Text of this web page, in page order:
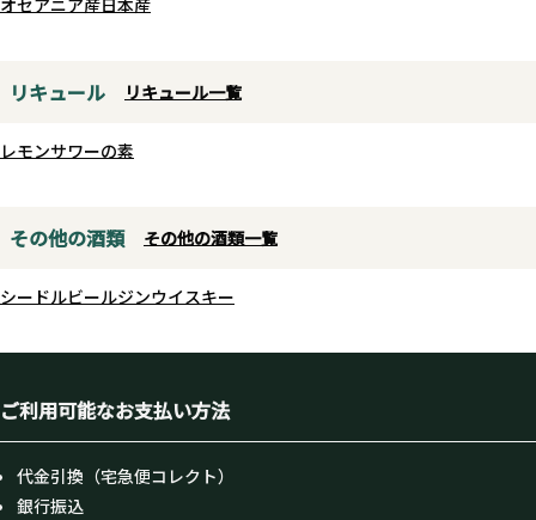
リキュール リキュール一覧
レモンサワーの素
その他の酒類 その他の酒類一覧
シードルビールジンウイスキー
ご利用可能なお支払い方法
代金引換（宅急便コレクト）
銀行振込